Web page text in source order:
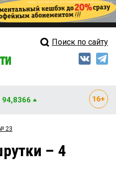
Свежий выпуск
Рейтинги
Поиск по сайту
94,8366
23
– 4